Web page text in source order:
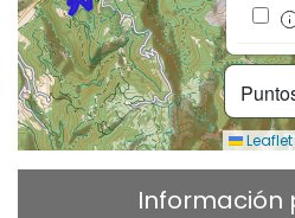
Leaflet
Información